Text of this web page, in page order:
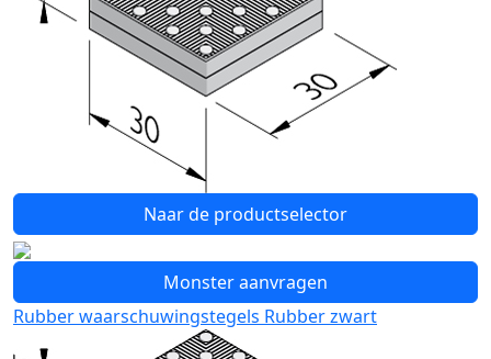
Naar de productselector
Monster aanvragen
Rubber waarschuwingstegels Rubber zwart